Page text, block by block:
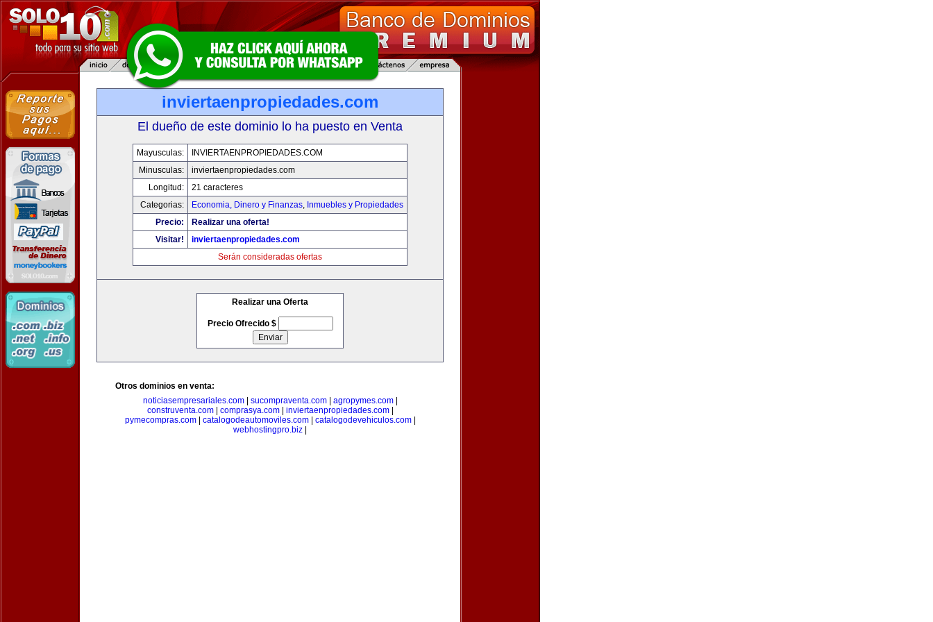
inviertaenpropiedades.com
El dueño de este dominio lo ha puesto en Venta
Mayusculas:
INVIERTAENPROPIEDADES.COM
Minusculas:
inviertaenpropiedades.com
Longitud:
21 caracteres
Categorias:
Economia, Dinero y Finanzas, Inmuebles y Propiedades
Precio:
Realizar una oferta!
Visitar!
inviertaenpropiedades.com
Serán consideradas ofertas
Realizar una Oferta
Precio Ofrecido $
Otros dominios en venta:
noticiasempresariales.com| sucompraventa.com| agropymes.com|
construventa.com| comprasya.com| inviertaenpropiedades.com|
pymecompras.com| catalogodeautomoviles.com| catalogodevehiculos.com|
webhostingpro.biz